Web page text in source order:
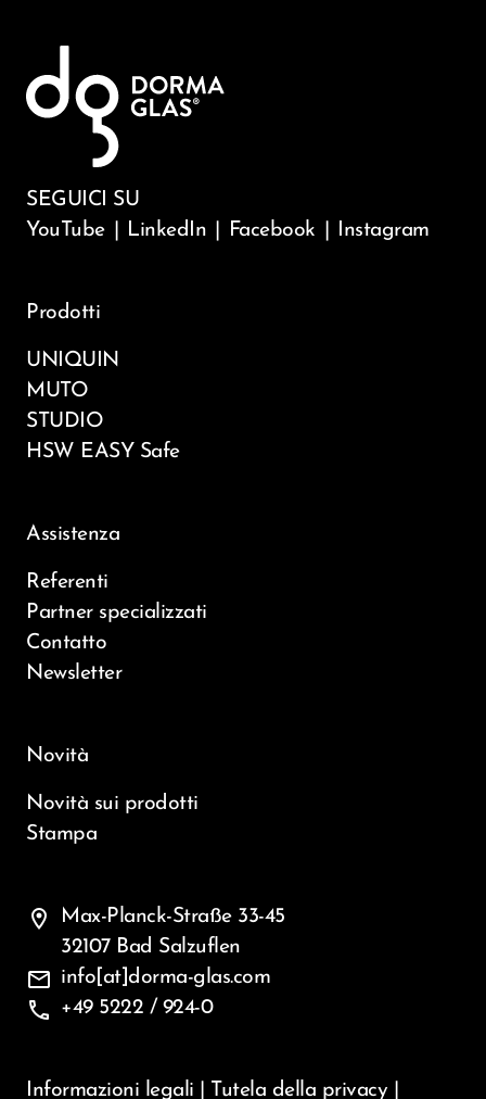
SEGUICI SU
YouTube
LinkedIn Facebook Instagram
Prodotti
UNIQUIN
MUTO
STUDIO
HSW EASY Safe
Assistenza
Referenti
Partner specializzati
Contatto
Newsletter
Novità
Novità sui prodotti
Stampa
location_on
Max-Planck-Straße 33-45
32107 Bad Salzuflen
mail info[at]dorma-glas.com
phone +49 5222 / 924-0
Informazioni legali Tutela della privacy